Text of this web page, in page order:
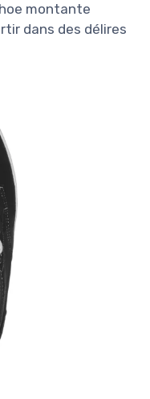
montante
dans des délires